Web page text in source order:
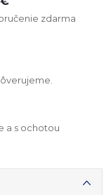
zdarma
a s ochotou